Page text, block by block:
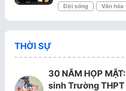
Đời sống Văn hóa
THỜI SỰ
30 NĂM HỌP
sinh Trường